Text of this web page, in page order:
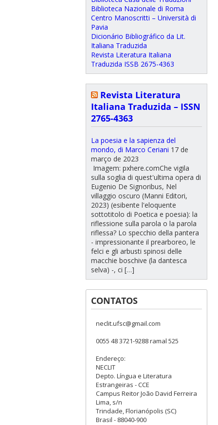
Biblioteca Nazionale di Roma
Centro Manoscritti – Università di
Pavia
Dicionário Bibliográfico da Lit.
Italiana Traduzida
Revista Literatura Italiana
Traduzida ISSB 2675-4363
Revista Literatura
Italiana Traduzida – ISSN
2765-4363
La poesia e la sapienza del
mondo, di Marco Ceriani 17 de
março de 2023
Imagem: pxhere.comChe vigila
sulla soglia di quest'ultima opera di
Eugenio De Signoribus, Nel
villaggio oscuro (Manni Editori,
2023) (esibente l'eloquente
sottotitolo di Poetica e poesia): la
riflessione sulla parola o la parola
riflessa? Lo specchio della pantera
- impressionante il prearboreo, le
felci e gli arbusti spinosi delle
macchie boschive (la dantesca
selva) -, ci […]
CONTATOS
neclit.ufsc@gmail.com
0055 48 3721-9288 ramal 525
Endereço:
NECLIT
Depto. Língua e Literatura
Estrangeiras - CCE
Campus Reitor João David Ferreira
Lima, s/n
Trindade, Florianópolis (SC)
Brasil - 88040-900